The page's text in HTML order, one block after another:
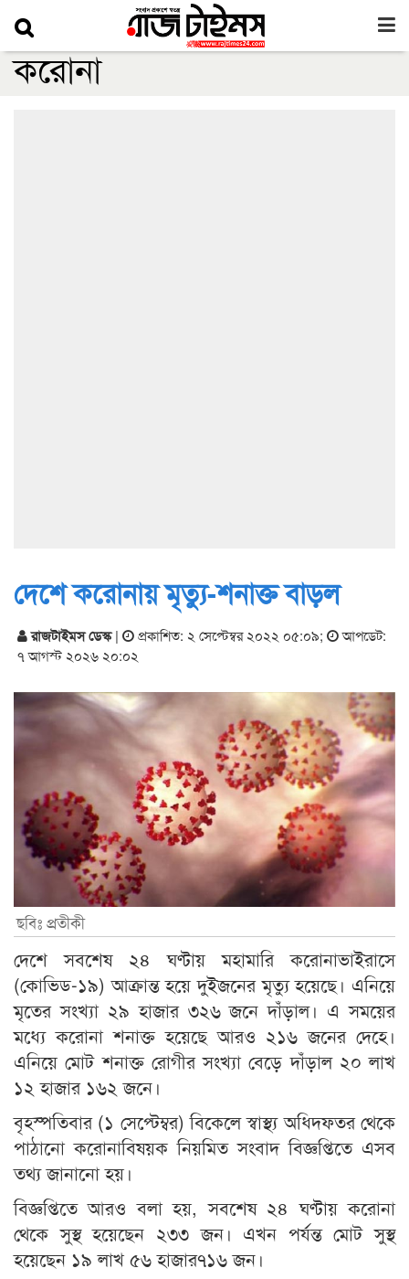
করোনা
দেশে করোনায় মৃত্যু-শনাক্ত বাড়ল
রাজটাইমস ডেস্ক| প্রকাশিত: ২ সেপ্টেম্বর ২০২২ ০৫:০৯;
আপডেট:
৭ আগস্ট ২০২৬ ২০:০২
ছবিঃ প্রতীকী
দেশে সবশেষ ২৪ ঘণ্টায় মহামারি করোনাভাইরাসে
(কোভিড-১৯) আক্রান্ত হয়ে দুইজনের মৃত্যু হয়েছে। এনিয়ে
মৃতের সংখ্যা ২৯ হাজার ৩২৬ জনে দাঁড়াল। এ সময়ের
মধ্যে করোনা শনাক্ত হয়েছে আরও ২১৬ জনের দেহে।
এনিয়ে মোট শনাক্ত রোগীর সংখ্যা বেড়ে দাঁড়াল ২০ লাখ
১২ হাজার ১৬২ জনে।
বৃহস্পতিবার (১ সেপ্টেম্বর) বিকেলে স্বাস্থ্য অধিদফতর থেকে
পাঠানো করোনাবিষয়ক নিয়মিত সংবাদ বিজ্ঞপ্তিতে এসব
তথ্য জানানো হয়।
বিজ্ঞপ্তিতে আরও বলা হয়, সবশেষ ২৪ ঘণ্টায় করোনা
থেকে সুস্থ হয়েছেন ২৩৩ জন। এখন পর্যন্ত মোট সুস্থ
হয়েছেন ১৯ লাখ ৫৬ হাজার৭১৬ জন।